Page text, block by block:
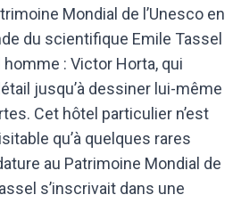
Mondial de l’Unesco en
du scientifique Emile Tassel
homme : Victor Horta, qui
jusqu’à dessiner lui-même
Cet hôtel particulier n’est
qu’à quelques rares
au Patrimoine Mondial de
s’inscrivait dans une